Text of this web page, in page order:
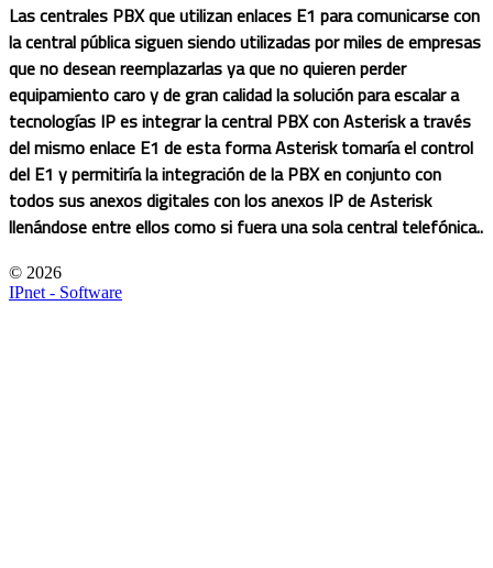
Las centrales PBX que utilizan enlaces E1 para comunicarse con
la central pública siguen siendo utilizadas por miles de empresas
que no desean reemplazarlas ya que no quieren perder
equipamiento caro y de gran calidad la solución para escalar a
tecnologías IP es integrar la central PBX con Asterisk a través
del mismo enlace E1 de esta forma Asterisk tomaría el control
del E1 y permitiría la integración de la PBX en conjunto con
todos sus anexos digitales con los anexos IP de Asterisk
llenándose entre ellos como si fuera una sola central telefónica..
© 2026
IPnet - Software